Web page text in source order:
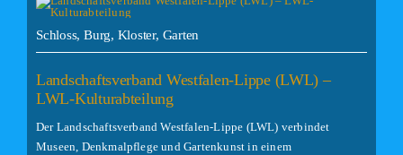
Schloss, Burg, Kloster, Garten
Landschaftsverband Westfalen-Lippe (LWL) –
LWL-Kulturabteilung
Der Landschaftsverband Westfalen-Lippe (LWL) verbindet
Museen, Denkmalpflege und Gartenkunst in einem